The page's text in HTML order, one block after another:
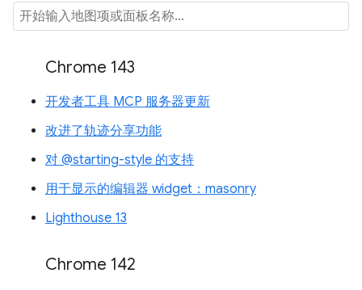
Chrome 143
开发者工具 MCP 服务器更新
改进了轨迹分享功能
对 @starting-style 的支持
用于显示的编辑器 widget：masonry
Lighthouse 13
Chrome 142